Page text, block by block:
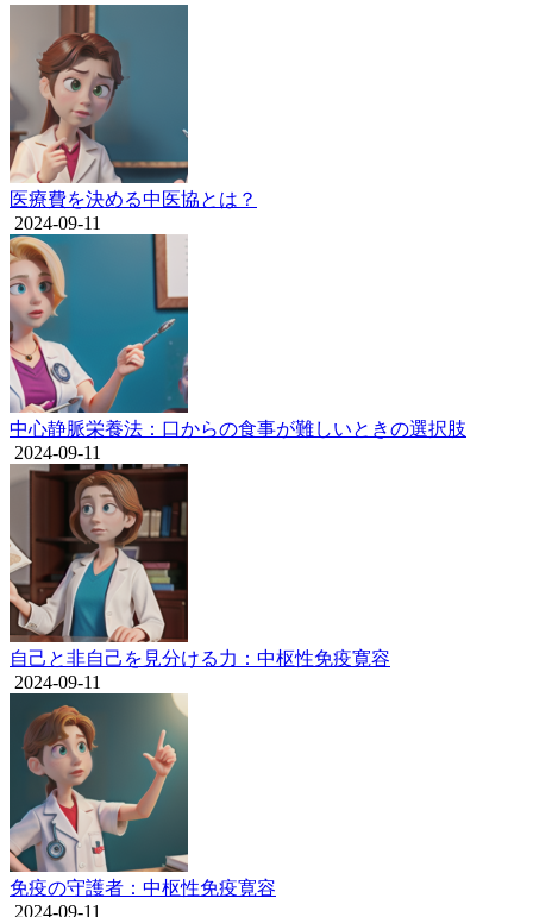
医療費を決める中医協とは？
2024-09-11
中心静脈栄養法：口からの食事が難しいときの選択肢
2024-09-11
自己と非自己を見分ける力：中枢性免疫寛容
2024-09-11
免疫の守護者：中枢性免疫寛容
2024-09-11